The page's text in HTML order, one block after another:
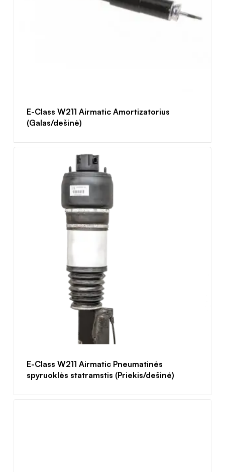
E-Class W211 Airmatic Amortizatorius
(Galas/dešinė)
E-Class W211 Airmatic Pneumatinės
spyruoklės statramstis (Priekis/dešinė)